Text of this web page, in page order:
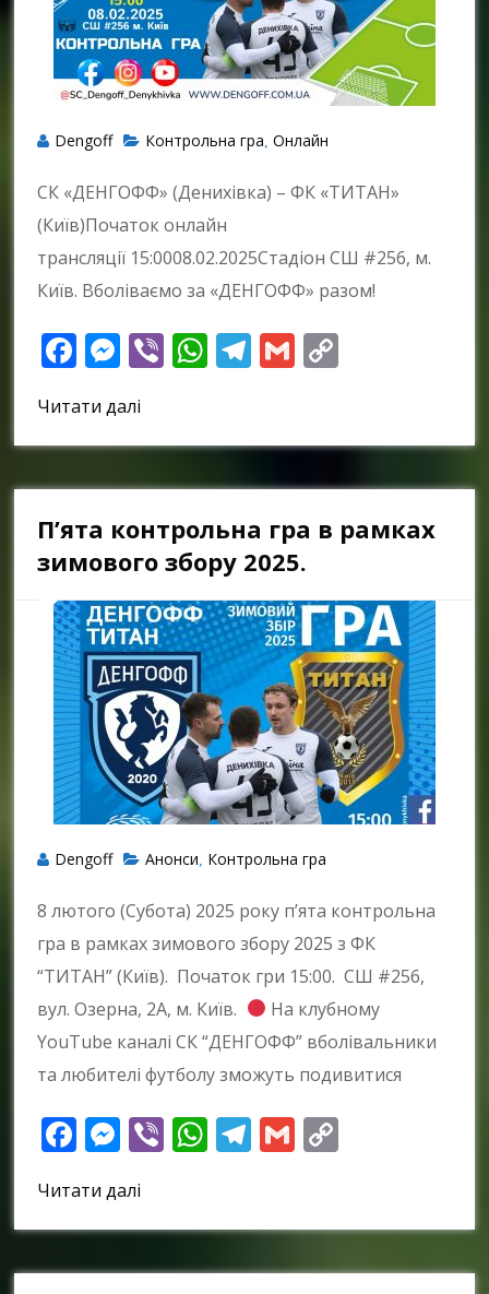
Dengoff Контрольна гра ,Онлайн
СК «ДЕНГОФФ» (Денихівка) – ФК «ТИТАН»
(Київ)Початок онлайн
трансляції 15:0008.02.2025Стадіон СШ #256, м.
Київ. Вболіваємо за «ДЕНГОФФ» разом!
Facebook
Messenger
ViberWhatsApp
Telegram
Gmail
Читати далі
П’ята контрольна гра в рамках
зимового збору 2025.
Dengoff Анонси Контрольна гра
8 лютого (Субота) 2025 року п’ята контрольна
гра в рамках зимового збору 2025 з ФК
“ТИТАН” (Київ). Початок гри 15:00. СШ #256,
вул. Озерна, 2А, м. Київ.
На клубному
YouTube каналі СК “ДЕНГОФФ” вболівальники
та любителі футболу зможуть подивитися
Facebook
Messenger
ViberWhatsApp
Telegram
Gmail
Читати далі